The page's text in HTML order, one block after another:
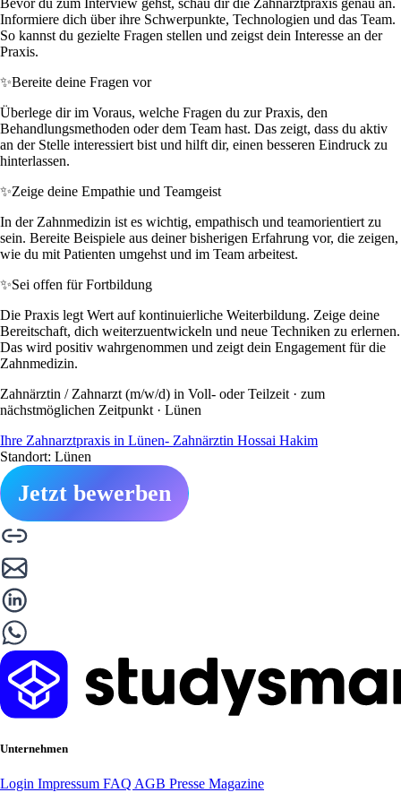
Informiere dich über ihre Schwerpunkte, Technologien und das Team.
So kannst du gezielte Fragen stellen und zeigst dein Interesse an der
Praxis.
✨Bereite deine Fragen vor
Überlege dir im Voraus, welche Fragen du zur Praxis, den
Behandlungsmethoden oder dem Team hast. Das zeigt, dass du aktiv
an der Stelle interessiert bist und hilft dir, einen besseren Eindruck zu
hinterlassen.
✨Zeige deine Empathie und Teamgeist
In der Zahnmedizin ist es wichtig, empathisch und teamorientiert zu
sein. Bereite Beispiele aus deiner bisherigen Erfahrung vor, die zeigen,
wie du mit Patienten umgehst und im Team arbeitest.
✨Sei offen für Fortbildung
Die Praxis legt Wert auf kontinuierliche Weiterbildung. Zeige deine
Bereitschaft, dich weiterzuentwickeln und neue Techniken zu erlernen.
Das wird positiv wahrgenommen und zeigt dein Engagement für die
Zahnmedizin.
Zahnärztin / Zahnarzt (m/w/d) in Voll- oder Teilzeit · zum
nächstmöglichen Zeitpunkt · Lünen
Ihre Zahnarztpraxis in Lünen- Zahnärztin Hossai Hakim
Standort: Lünen
Jetzt bewerben
Unternehmen
Login Impressum FAQ AGB Presse Magazine